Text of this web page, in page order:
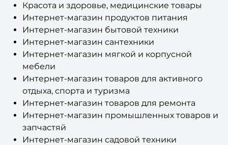
Красота и здоровье, медицинские товары
Интернет-магазин продуктов питания
Интернет-магазин бытовой техники
Интернет-магазин сантехники
Интернет-магазин мягкой и корпусной
мебели
Интернет-магазин товаров для активного
отдыха, спорта и туризма
Интернет-магазин товаров для ремонта
Интернет-магазин промышленных товаров и
запчастяй
Интернет-магазин садовой техники